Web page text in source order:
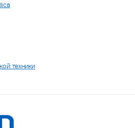
техники